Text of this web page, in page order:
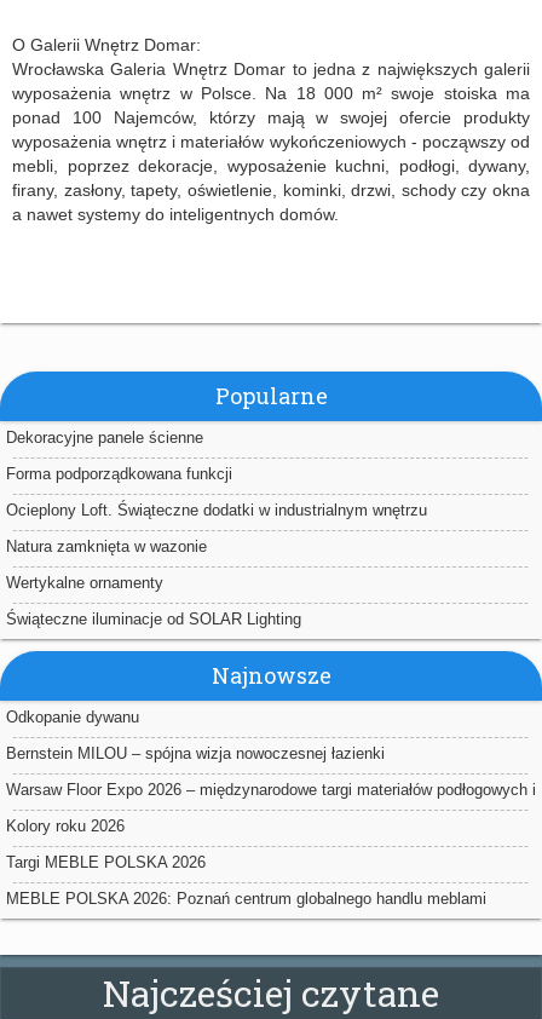
O Galerii Wnętrz Domar:
Wrocławska Galeria Wnętrz Domar to jedna z największych galerii
wyposażenia wnętrz w Polsce. Na 18 000 m² swoje stoiska ma
ponad 100 Najemców, którzy mają w swojej ofercie produkty
wyposażenia wnętrz i materiałów wykończeniowych - począwszy od
mebli, poprzez dekoracje, wyposażenie kuchni, podłogi, dywany,
firany, zasłony, tapety, oświetlenie, kominki, drzwi, schody czy okna
a nawet systemy do inteligentnych domów.
Popularne
Dekoracyjne panele ścienne
Forma podporządkowana funkcji
Ocieplony Loft. Świąteczne dodatki w industrialnym wnętrzu
Natura zamknięta w wazonie
Wertykalne ornamenty
Świąteczne iluminacje od SOLAR Lighting
Najnowsze
Odkopanie dywanu
Bernstein MILOU – spójna wizja nowoczesnej łazienki
Warsaw Floor Expo 2026 – międzynarodowe targi materiałów podłogowych i
powierzchniowych w Nadarzynie
Kolory roku 2026
Targi MEBLE POLSKA 2026
MEBLE POLSKA 2026: Poznań centrum globalnego handlu meblami
Najcześciej czytane